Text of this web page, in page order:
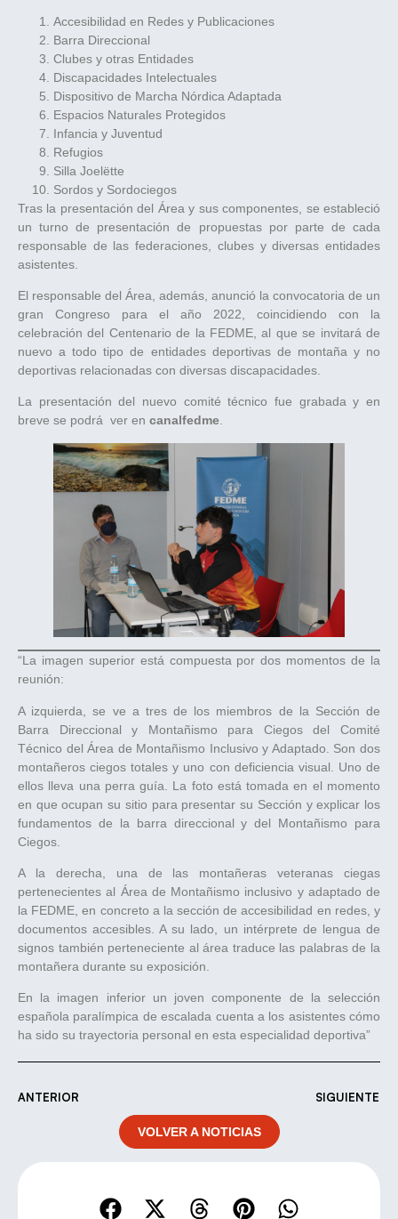
Accesibilidad en Redes y Publicaciones
Barra Direccional
Clubes y otras Entidades
Discapacidades Intelectuales
Dispositivo de Marcha Nórdica Adaptada
Espacios Naturales Protegidos
Infancia y Juventud
Refugios
Silla Joelëtte
Sordos y Sordociegos
Tras la presentación del Área y sus componentes, se estableció
un turno de presentación de propuestas por parte de cada
responsable de las federaciones, clubes y diversas entidades
asistentes.
El responsable del Área, además, anunció la convocatoria de un
gran Congreso para el año 2022, coincidiendo con la
celebración del Centenario de la FEDME, al que se invitará de
nuevo a todo tipo de entidades deportivas de montaña y no
deportivas relacionadas con diversas discapacidades.
La presentación del nuevo comité técnico fue grabada y en
breve se podrá ver en canalfedme.
“La imagen superior está compuesta por dos momentos de la
reunión:
A izquierda, se ve a tres de los miembros de la Sección de
Barra Direccional y Montañismo para Ciegos del Comité
Técnico del Área de Montañismo Inclusivo y Adaptado. Son dos
montañeros ciegos totales y uno con deficiencia visual. Uno de
ellos lleva una perra guía. La foto está tomada en el momento
en que ocupan su sitio para presentar su Sección y explicar los
fundamentos de la barra direccional y del Montañismo para
Ciegos.
A la derecha, una de las montañeras veteranas ciegas
pertenecientes al Área de Montañismo inclusivo y adaptado de
la FEDME, en concreto a la sección de accesibilidad en redes, y
documentos accesibles. A su lado, un intérprete de lengua de
signos también perteneciente al área traduce las palabras de la
montañera durante su exposición.
En la imagen inferior un joven componente de la selección
española paralímpica de escalada cuenta a los asistentes cómo
ha sido su trayectoria personal en esta especialidad deportiva”
ANTERIOR SIGUIENTE
VOLVER A NOTICIAS